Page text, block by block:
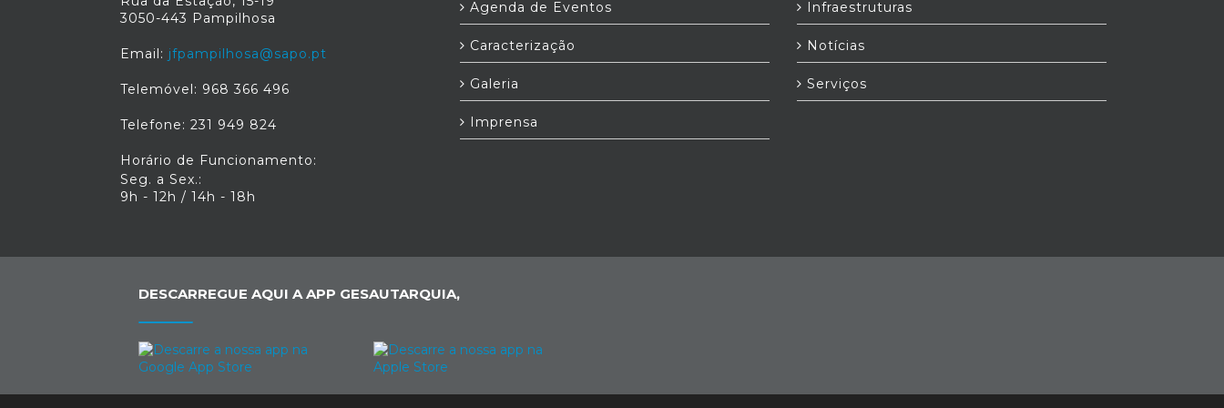
3050-443 Pampilhosa
Email: jfpampilhosa@sapo.pt
Telemóvel: 968 366 496
Telefone: 231 949 824
Horário de Funcionamento:
Seg. a Sex.:
9h - 12h / 14h - 18h
Agenda de Eventos
Caracterização
Galeria
Imprensa
Infraestruturas
Notícias
Serviços
DESCARREGUE AQUI A APP GESAUTARQUIA,